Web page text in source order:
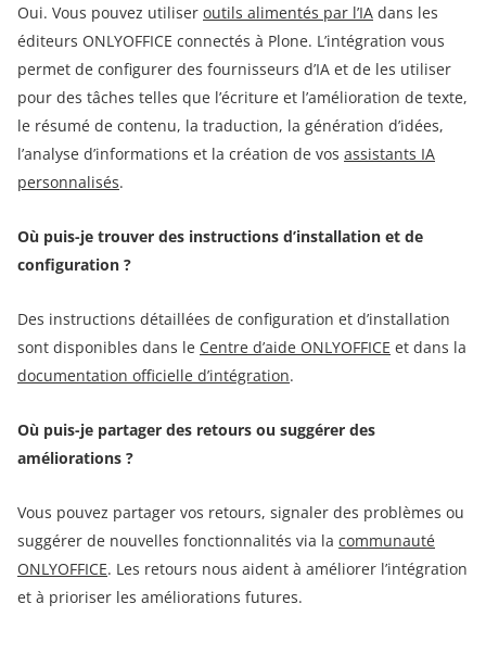
Oui. Vous pouvez utiliser outils alimentés par l’IA dans les
éditeurs ONLYOFFICE connectés à Plone. L’intégration vous
permet de configurer des fournisseurs d’IA et de les utiliser
pour des tâches telles que l’écriture et l’amélioration de texte,
le résumé de contenu, la traduction, la génération d’idées,
l’analyse d’informations et la création de vos assistants IA
personnalisés.
Où puis-je trouver des instructions d’installation et de
configuration ?
Des instructions détaillées de configuration et d’installation
sont disponibles dans le Centre d’aide ONLYOFFICE et dans la
documentation officielle d’intégration.
Où puis-je partager des retours ou suggérer des
améliorations ?
Vous pouvez partager vos retours, signaler des problèmes ou
suggérer de nouvelles fonctionnalités via la communauté
ONLYOFFICE. Les retours nous aident à améliorer l’intégration
et à prioriser les améliorations futures.